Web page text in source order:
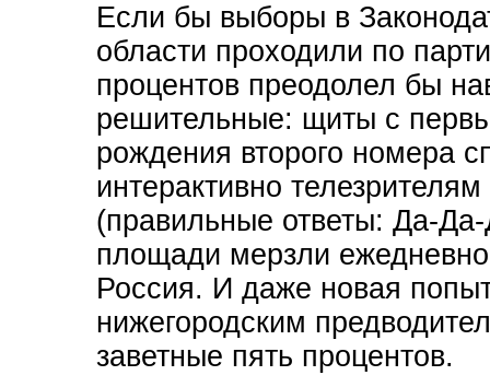
Если бы выборы в
области проходили по
процентов преодолел бы
решительные: щиты с
рождения второго номера
интерактивно
(правильные ответы: Да-
площади мерзли
Россия. И даже новая
нижегородским
заветные пять процентов.